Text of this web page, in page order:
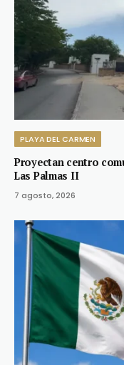
PLAYA DEL CARMEN
Proyectan centro
Las Palmas II
7 agosto, 2026